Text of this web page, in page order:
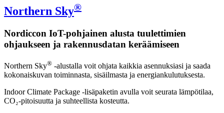
Northern Sky®
Nordiccon IoT-pohjainen alusta tuulettimien
ohjaukseen ja rakennusdatan keräämiseen
Northern Sky® -alustalla voit ohjata kaikkia asennuksiasi ja saada
kokonaiskuvan toiminnasta, sisäilmasta ja energiankulutuksesta.
Indoor Climate Package -lisäpaketin avulla voit seurata lämpötilaa,
CO₂-pitoisuutta ja suhteellista kosteutta.